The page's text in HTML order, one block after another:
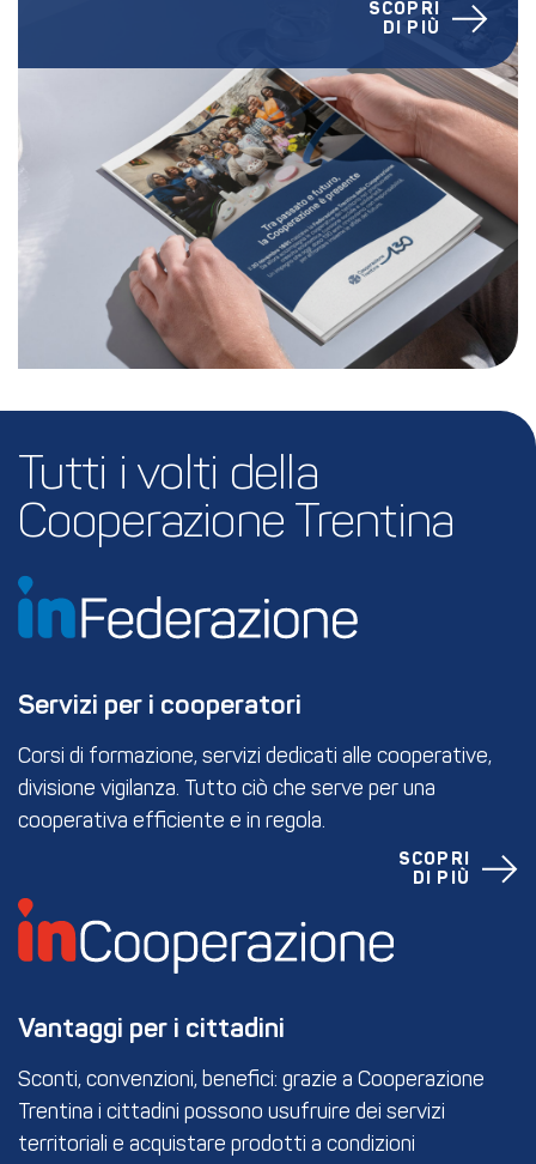
SCOPRI
DI PIÙ
Tutti i volti della
Cooperazione Trentina
Servizi per i cooperatori
Corsi di formazione, servizi dedicati alle cooperative,
divisione vigilanza. Tutto ciò che serve per una
cooperativa efficiente e in regola.
SCOPRI
DI PIÙ
Vantaggi per i cittadini
Sconti, convenzioni, benefici: grazie a Cooperazione
Trentina i cittadini possono usufruire dei servizi
territoriali e acquistare prodotti a condizioni